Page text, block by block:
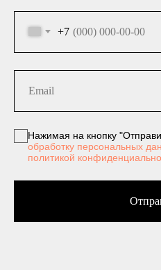
+7
Нажимая на кнопку
обработку персональных
политикой